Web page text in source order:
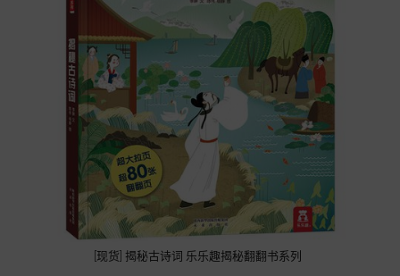
[现货] 揭秘古诗词 乐乐趣揭秘翻翻书系列